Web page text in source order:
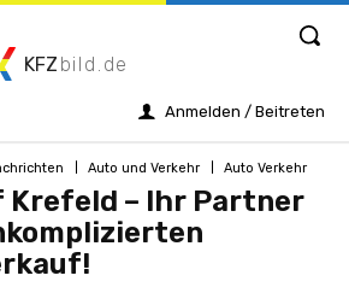
KFZ bild.de
Anmelden / Beitreten
Auto und Verkehr Auto Verkehr
– Ihr Partner